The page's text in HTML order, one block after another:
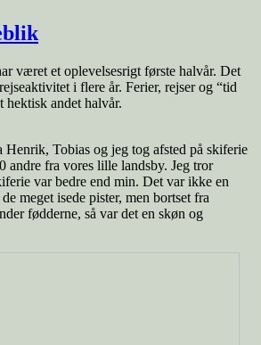
været et oplevelsesrigt første halvår. Det
i flere år. Ferier, rejser og “tid
hektisk andet halvår.
Henrik, Tobias og jeg tog afsted på skiferie
andre fra vores lille landsby. Jeg tror
var bedre end min. Det var ikke en
meget isede pister, men bortset fra
fødderne, så var det en skøn og